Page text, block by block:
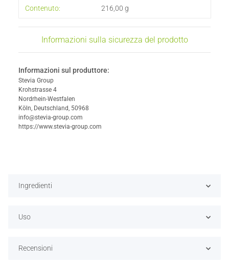
#productDetails.itemInformation#
#productDetails.itemValue#
Contenuto: 216,00 g
Informazioni sulla sicurezza del prodotto
Informazioni sul produttore:
Stevia Group
Krohstrasse 4
Nordrhein-Westfalen
Köln, Deutschland, 50968
info@stevia-group.com
https://www.stevia-group.com
Ingredienti
Uso
Recensioni